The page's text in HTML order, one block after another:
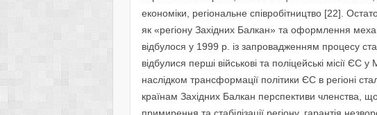
економіки, регіональне співробітництво [22].
як «регіону Західних Балкан» та оформлення
відбулося у 1999 р. із запровадженням процесу
відбулися перші військові та поліцейські місії ЄС
наслідком трансформації політики ЄС в регіоні
країнам Західних Балкан перспективи членства,
примирення та стабілізації регіону, гарантія